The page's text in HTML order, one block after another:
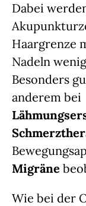
Dabei
Haargrenze
Nadeln
Besonders
anderem bei
Migräne
Wie bei der